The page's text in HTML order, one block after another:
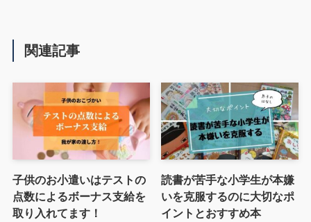
関連記事
子供のお小遣いはテストの
点数によるボーナス支給を
取り入れてます！
読書が苦手な小学生が本嫌
いを克服するのに大切なポ
イントとおすすめ本